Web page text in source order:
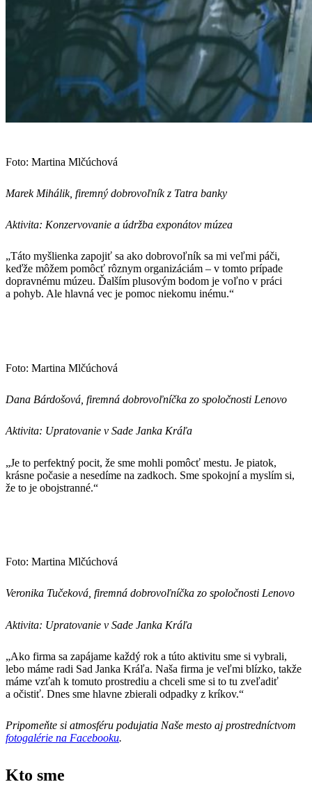
Foto: Martina Mlčúchová
Marek Mihálik, firemný dobrovoľník z Tatra banky
Aktivita: Konzervovanie a údržba exponátov múzea
„Táto myšlienka zapojiť sa ako dobrovoľník sa mi veľmi páči,
keďže môžem pomôcť rôznym organizáciám – v tomto prípade
dopravnému múzeu. Ďalším plusovým bodom je voľno v práci
a pohyb. Ale hlavná vec je pomoc niekomu inému.“
Foto: Martina Mlčúchová
Dana Bárdošová, firemná dobrovoľníčka zo spoločnosti Lenovo
Aktivita: Upratovanie v Sade Janka Kráľa
„Je to perfektný pocit, že sme mohli pomôcť mestu. Je piatok,
krásne počasie a nesedíme na zadkoch. Sme spokojní a myslím si,
že to je obojstranné.“
Foto: Martina Mlčúchová
Veronika Tučeková, firemná dobrovoľníčka zo spoločnosti Lenovo
Aktivita: Upratovanie v Sade Janka Kráľa
„Ako firma sa zapájame každý rok a túto aktivitu sme si vybrali,
lebo máme radi Sad Janka Kráľa. Naša firma je veľmi blízko, takže
máme vzťah k tomuto prostrediu a chceli sme si to tu zveľadiť
a očistiť. Dnes sme hlavne zbierali odpadky z kríkov.“
Pripomeňte si atmosféru podujatia Naše mesto aj prostredníctvom
fotogalérie na Facebooku.
Kto sme